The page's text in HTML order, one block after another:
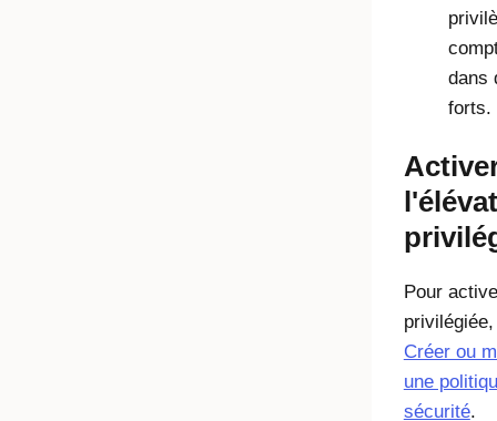
dans
forts.
Pour
Créer ou
une
sécurité.